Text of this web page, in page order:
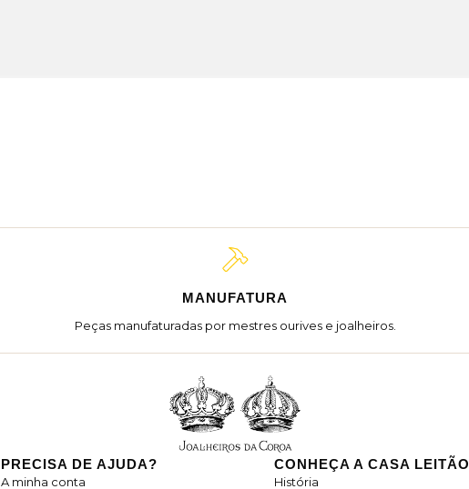
MANUFATURA
Peças manufaturadas por mestres ourives e joalheiros.
PRECISA DE AJUDA?
A minha conta
CONHEÇA A CASA LEITÃO
História